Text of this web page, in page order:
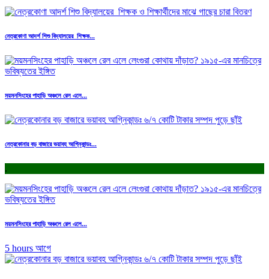
নেত্রকোণা আদর্শ শিশু বিদ্যালয়ের শিক্ষক...
ময়মনসিংহের পাহাড়ি অঞ্চলে রেল এলে...
নেত্রকোনার বড় বাজারে ভয়াবহ আগ্নিকান্ডঃ...
.
ময়মনসিংহের পাহাড়ি অঞ্চলে রেল এলে...
5 hours আগে